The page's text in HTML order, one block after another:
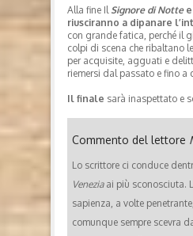
Alla fine Il Signore di Nottee
riusciranno a dipanare
con grande fatica, perché il
colpi di scena che ribaltano
per acquisite, agguati e
riemersi dal passato e fino a
Il finale sarà inaspettato e
Commento del lettore
Lo scrittore ci conduce
Veneziaai più sconosciuta.
sapienza, a volte
comunque sempre scevra